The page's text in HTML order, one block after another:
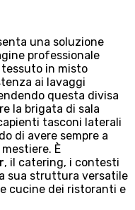
una soluzione
professionale
in misto
ai lavaggi
questa divisa
la brigata di sala
tasconi laterali
di avere sempre a
È
, il catering, i contesti
sua struttura versatile
cucine dei ristoranti e